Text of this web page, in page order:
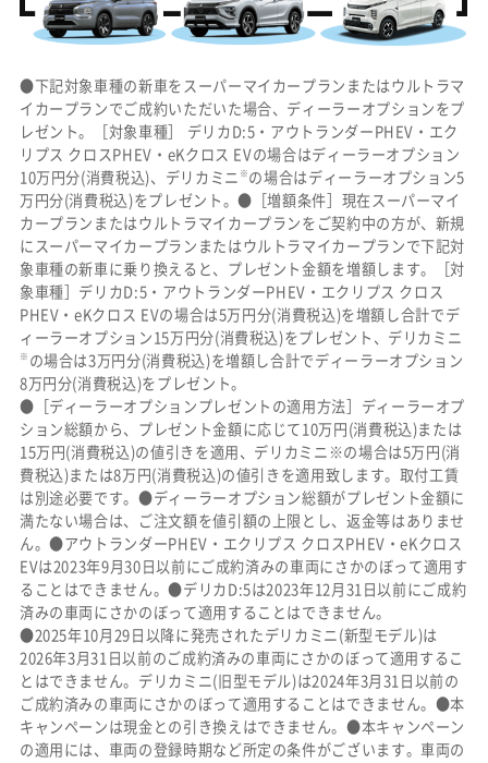
●下記対象車種の新車をスーパーマイカープランまたはウルトラマ
イカープランでご成約いただいた場合、ディーラーオプションをプ
レゼント。［対象車種］ デリカD:5・アウトランダーPHEV・エク
リプス クロスPHEV・eKクロス EVの場合はディーラーオプション
10万円分(消費税込)、デリカミニ ※ の場合はディーラーオプション5
万円分(消費税込)をプレゼント。●［増額条件］現在スーパーマイ
カープランまたはウルトラマイカープランをご契約中の方が、新規
にスーパーマイカープランまたはウルトラマイカープランで下記対
象車種の新車に乗り換えると、プレゼント金額を増額します。［対
象車種］デリカD:5・アウトランダーPHEV・エクリプス クロス
PHEV・eKクロス EVの場合は5万円分(消費税込)を増額し合計でデ
ィーラーオプション15万円分(消費税込)をプレゼント、デリカミニ
※ の場合は3万円分(消費税込)を増額し合計でディーラーオプション
8万円分(消費税込)をプレゼント。
●［ディーラーオプションプレゼントの適用方法］ディーラーオプ
ション総額から、プレゼント金額に応じて10万円(消費税込)または
15万円(消費税込)の値引きを適用、デリカミニ※の場合は5万円(消
費税込)または8万円(消費税込)の値引きを適用致します。取付工賃
は別途必要です。●ディーラーオプション総額がプレゼント金額に
満たない場合は、ご注文額を値引額の上限とし、返金等はありませ
ん。●アウトランダーPHEV・エクリプス クロスPHEV・eKクロス
EVは2023年9月30日以前にご成約済みの車両にさかのぼって適用す
ることはできません。●デリカD:5は2023年12月31日以前にご成約
済みの車両にさかのぼって適用することはできません。
●2025年10月29日以降に発売されたデリカミニ(新型モデル)は
2026年3月31日以前のご成約済みの車両にさかのぼって適用するこ
とはできません。デリカミニ(旧型モデル)は2024年3月31日以前の
ご成約済みの車両にさかのぼって適用することはできません。●本
キャンペーンは現金との引き換えはできません。●本キャンペーン
の適用には、車両の登録時期など所定の条件がございます。車両の